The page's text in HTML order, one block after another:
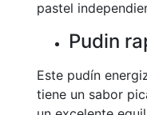
pastel
Pudin
Este pudín
tiene un sabor